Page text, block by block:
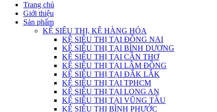
Trang chủ
Giới thiệu
Sản phẩm
KỆ SIÊU THỊ, KỆ HÀNG HÓA
KỆ SIÊU THỊ TẠI ĐỒNG NAI
KỆ SIÊU THỊ TẠI BÌNH DƯƠNG
KỆ SIÊU THỊ TẠI CẦN THƠ
KỆ SIÊU THỊ TẠI LÂM ĐỒNG
KỆ SIÊU THỊ TẠI ĐẮK LẮK
KỆ SIÊU THỊ TẠI TPHCM
KỆ SIÊU THỊ TẠI LONG AN
KỆ SIÊU THỊ TẠI VŨNG TÀU
KỆ SIÊU THỊ BÌNH PHƯỚC